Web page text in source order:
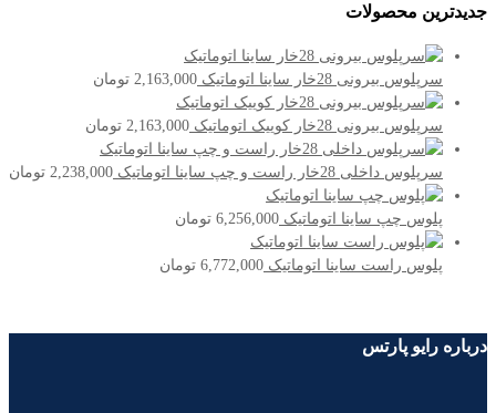
جدیدترین محصولات
سرپلوس بیرونی 28خار ساینا اتوماتیک 2,163,000 تومان
سرپلوس بیرونی 28خار کوییک اتوماتیک 2,163,000 تومان
سرپلوس داخلی 28خار راست و چپ ساینا اتوماتیک 2,238,000 تومان
پلوس چپ ساینا اتوماتیک 6,256,000 تومان
پلوس راست ساینا اتوماتیک 6,772,000 تومان
درباره رایو پارتس